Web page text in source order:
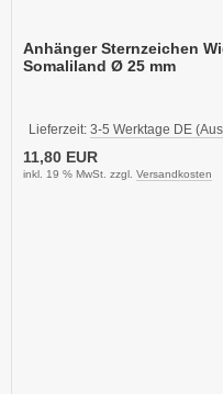
Anhänger Sternzeichen
Somaliland Ø 25 mm
Lieferzeit: 3-5 Werktage DE
11,80 EUR
inkl. 19 % MwSt. zzgl. Versandkosten